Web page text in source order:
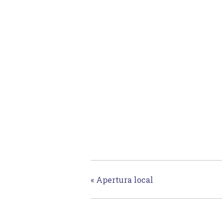
« Apertura local